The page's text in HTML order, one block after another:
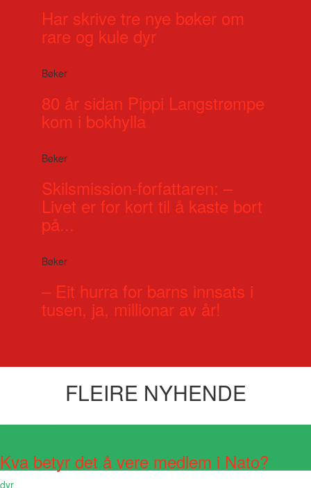
Har skrive tre nye bøker om
rare og kule dyr
Bøker
80 år sidan Pippi Langstrømpe
kom i bokhylla
Bøker
Skilsmission-forfattaren: –
Livet er for kort til å kaste bort
på...
Bøker
– Eit hurra for barns innsats i
tusen, ja, millionar av år!
FLEIRE NYHENDE
Kva betyr det å vere medlem i Nato?
dyr